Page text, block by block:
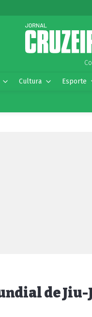
Cultura Esporte
de